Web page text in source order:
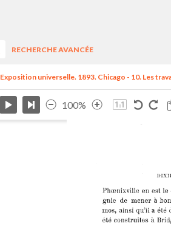
RECHERCHE AVANCÉE
Exposition universelle. 1893. Chicago - 10. Les
100%